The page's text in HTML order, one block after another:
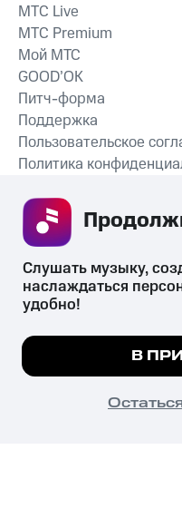
MTС Live
MTС Premium
Мой МТС
GOOD’OK
Питч-форма
Поддержка
Пользовательское
Политика
психотропных веществ, их
их незаконный оборот
законодательством
© 2026 ООО «КИОН».
Все права защищены
Мы используем куки,
Подробнее
Слушать музыку,
наслаждаться
удобно!
В